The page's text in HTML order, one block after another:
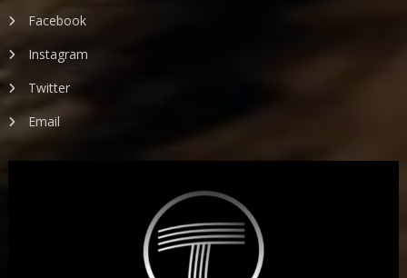
Facebook
Instagram
Twitter
Email